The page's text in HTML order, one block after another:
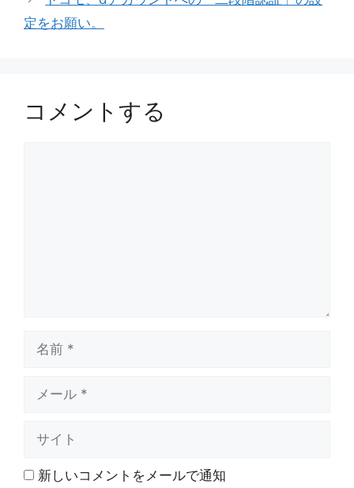
定をお願い。
コメントする
ト 新しいコメントをメールで通知